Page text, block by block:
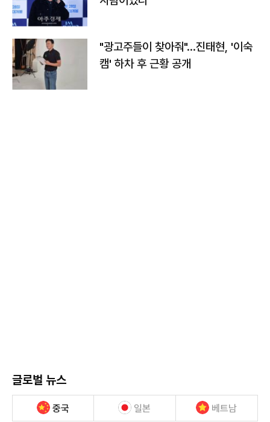
"광고주들이 찾아줘"…진태현, '이숙
캠' 하차 후 근황 공개
글로벌 뉴스
중국 일본 베트남